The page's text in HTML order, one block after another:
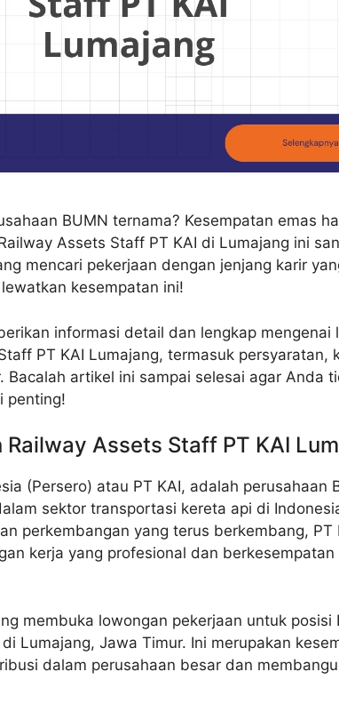
BUMN ternama? Kesempatan emas
Assets Staff PT KAI di Lumajang ini
mencari pekerjaan dengan jenjang karir
kesempatan ini!
informasi detail dan lengkap mengenai
PT KAI Lumajang, termasuk persyaratan,
Bacalah artikel ini sampai selesai agar Anda
penting!
Railway Assets Staff PT KAI
(Persero) atau PT KAI, adalah perusahaan
sektor transportasi kereta api di
perkembangan yang terus berkembang, PT
kerja yang profesional dan berkesempatan
membuka lowongan pekerjaan untuk posisi
Lumajang, Jawa Timur. Ini merupakan
dalam perusahaan besar dan